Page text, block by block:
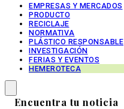
EMPRESAS Y MERCADOS
PRODUCTO
RECICLAJE
NORMATIVA
PLÁSTICO RESPONSABLE
INVESTIGACIÓN
FERIAS Y EVENTOS
HEMEROTECA
Encuentra tu noticia